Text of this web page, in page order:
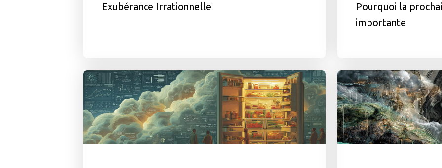
Exubérance Irrationnelle
Pourquoi la
importante